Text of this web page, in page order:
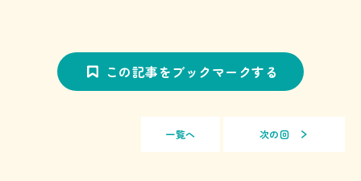
この記事をブックマークする
一覧へ 次の回